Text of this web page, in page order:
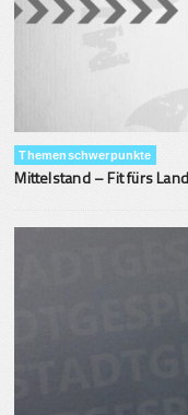
Themenschwerpunkte
Mittelstand – Fit fürs